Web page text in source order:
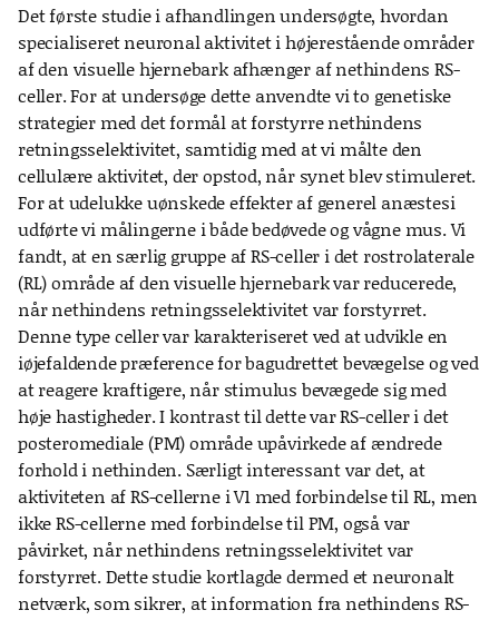
Det første studie i afhandlingen undersøgte, hvordan
specialiseret neuronal aktivitet i højerestående områder
af den visuelle hjernebark afhænger af nethindens RS-
celler. For at undersøge dette anvendte vi to genetiske
strategier med det formål at forstyrre nethindens
retningsselektivitet, samtidig med at vi målte den
cellulære aktivitet, der opstod, når synet blev stimuleret.
For at udelukke uønskede effekter af generel anæstesi
udførte vi målingerne i både bedøvede og vågne mus. Vi
fandt, at en særlig gruppe af RS-celler i det rostrolaterale
(RL) område af den visuelle hjernebark var reducerede,
når nethindens retningsselektivitet var forstyrret.
Denne type celler var karakteriseret ved at udvikle en
iøjefaldende præference for bagudrettet bevægelse og ved
at reagere kraftigere, når stimulus bevægede sig med
høje hastigheder. I kontrast til dette var RS-celler i det
posteromediale (PM) område upåvirkede af ændrede
forhold i nethinden. Særligt interessant var det, at
aktiviteten af RS-cellerne i V1 med forbindelse til RL, men
ikke RS-cellerne med forbindelse til PM, også var
påvirket, når nethindens retningsselektivitet var
forstyrret. Dette studie kortlagde dermed et neuronalt
netværk, som sikrer, at information fra nethindens RS-